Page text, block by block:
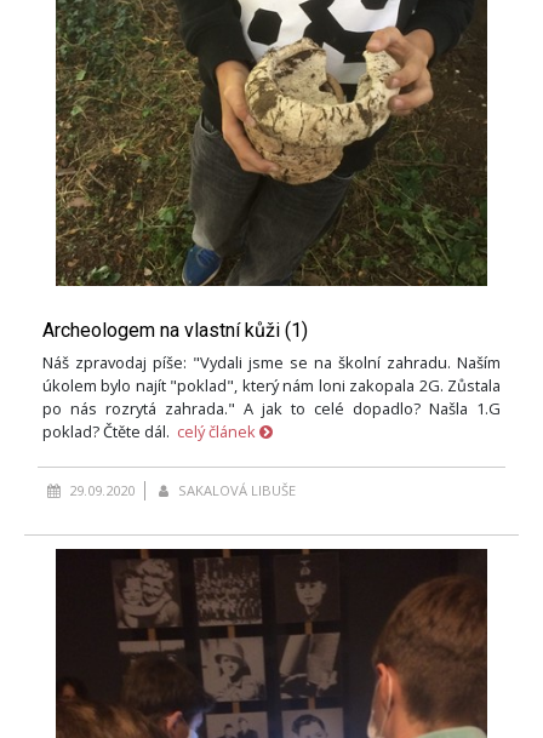
Archeologem na vlastní kůži (1)
Náš zpravodaj píše: "Vydali jsme se na školní zahradu. Naším
úkolem bylo najít "poklad", který nám loni zakopala 2G. Zůstala
po nás rozrytá zahrada." A jak to celé dopadlo? Našla 1.G
poklad? Čtěte dál. celý článek
29.09.2020 SAKALOVÁ LIBUŠE